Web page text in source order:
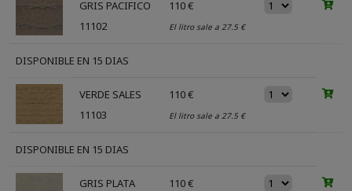
GRIS PACIFICO
11102
110 €
El litro sale a 27.5 €
DISPONIBLE EN 15 DIAS
VERDE SALES
11103
110 €
El litro sale a 27.5 €
DISPONIBLE EN 15 DIAS
GRIS PLATA
110 €